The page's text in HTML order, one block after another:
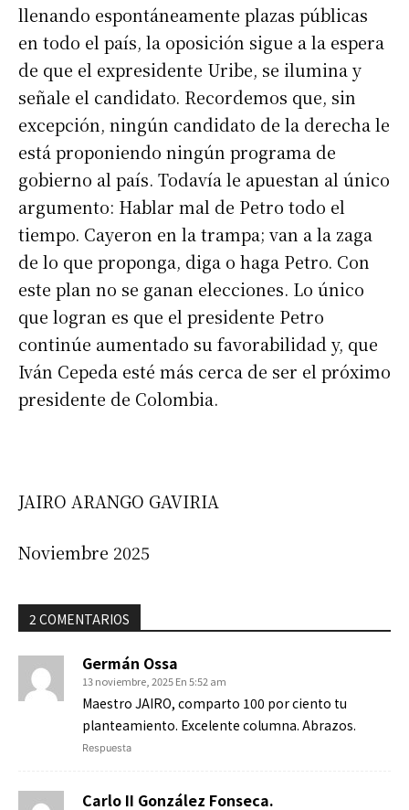
llenando espontáneamente plazas públicas
en todo el país, la oposición sigue a la espera
de que el expresidente Uribe, se ilumina y
señale el candidato. Recordemos que, sin
excepción, ningún candidato de la derecha le
está proponiendo ningún programa de
gobierno al país. Todavía le apuestan al único
argumento: Hablar mal de Petro todo el
tiempo. Cayeron en la trampa; van a la zaga
de lo que proponga, diga o haga Petro. Con
este plan no se ganan elecciones. Lo único
que logran es que el presidente Petro
continúe aumentado su favorabilidad y, que
Iván Cepeda esté más cerca de ser el próximo
presidente de Colombia.
JAIRO ARANGO GAVIRIA
Noviembre 2025
2 COMENTARIOS
Germán Ossa
13 noviembre, 2025 En 5:52 am
Maestro JAIRO, comparto 100 por ciento tu
planteamiento. Excelente columna. Abrazos.
Respuesta
Carlo II González Fonseca.